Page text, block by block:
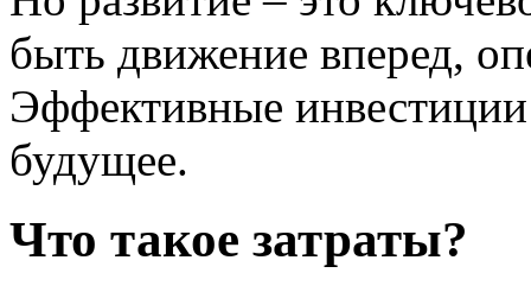
быть движение вперед,
Эффективные
будущее.
Что такое затраты?